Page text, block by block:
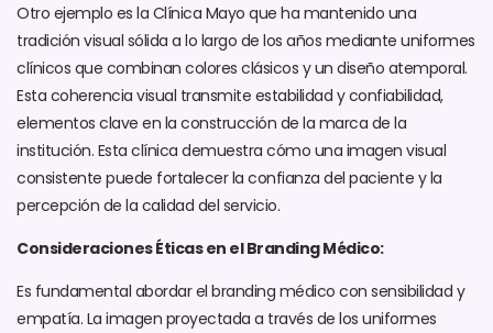
Otro ejemplo es la Clínica Mayo que ha mantenido una
tradición visual sólida a lo largo de los años mediante uniformes
clínicos que combinan colores clásicos y un diseño atemporal.
Esta coherencia visual transmite estabilidad y confiabilidad,
elementos clave en la construcción de la marca de la
institución. Esta clínica demuestra cómo una imagen visual
consistente puede fortalecer la confianza del paciente y la
percepción de la calidad del servicio.
Consideraciones Éticas en el Branding Médico:
Es fundamental abordar el branding médico con sensibilidad y
empatía. La imagen proyectada a través de los uniformes